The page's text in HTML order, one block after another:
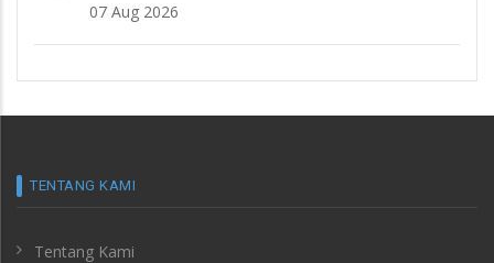
07 Aug 2026
TENTANG KAMI
Tentang Kami